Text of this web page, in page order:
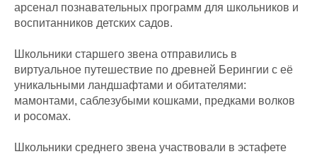
арсенал познавательных программ для школьников и
воспитанников детских садов.
Школьники старшего звена отправились в
виртуальное путешествие по древней Берингии с её
уникальными ландшафтами и обитателями:
мамонтами, саблезубыми кошками, предками волков
и росомах.
Школьники среднего звена участвовали в эстафете